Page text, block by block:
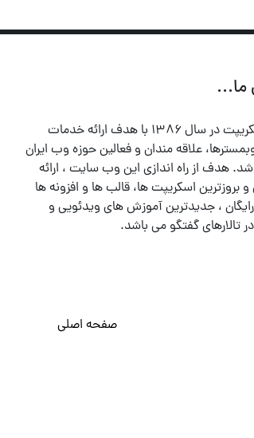
ما...
پرشین اسکریپت در سال ۱۳۸۶ با هدف ارائه خدمات
علاقه مندان و فعالین حوزه وب ایران
شد. هدف از راه اندازی این وب سایت ، ارائه
بروزترین اسکریپت ها، قالب ها و افزونه ها
، جدیدترین آموزش های ویدئویی و
تالارهای گفتگو می باشد.
صفحه اصلی